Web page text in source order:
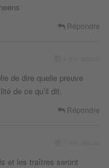
Répondre
de dire quelle preuve
de ce qu’il dit.
Répondre
et les traîtres seront